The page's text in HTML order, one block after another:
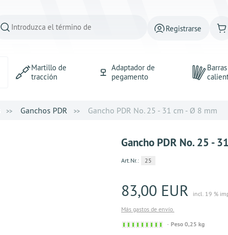
Registrarse
Martillo de
tracción
Adaptador de
pegamento
Ganchos PDR Gancho PDR No. 25 - 31 cm - Ø 8 mm
Gancho PDR No. 25 -
Art.Nr.: 25
83,00 EUR
incl. 19 %
Más gastos de envío.
Sofort
Peso 0,25 kg